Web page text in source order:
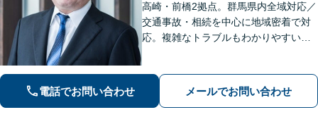
高崎・前橋2拠点。群馬県内全域対応／
交通事故・相続を中心に地域密着で対
応。複雑なトラブルもわかりやすい言
WEB相談可。まずはお気軽にご相談く
電話でお問い合わせ メールでお問い合わせ